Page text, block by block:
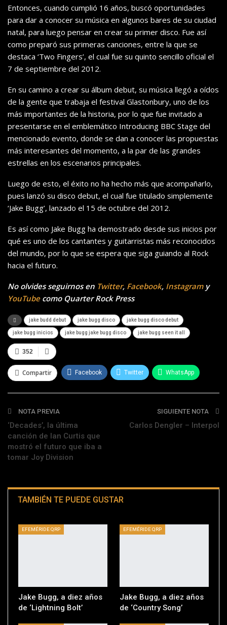
Entonces, cuando cumplió 16 años, buscó oportunidades
para dar a conocer su música en algunos bares de su ciudad
natal, para luego pensar en crear su primer disco. Fue así
como preparó sus primeras canciones, entre la que se
destaca ‘Two Fingers’, el cual fue su quinto sencillo oficial el
7 de septiembre del 2012.
En su camino a crear su álbum debut, su música llegó a oídos
de la gente que trabaja el festival Glastonbury, uno de los
más importantes de la historia, por lo que fue invitado a
presentarse en el emblemático Introducing BBC Stage del
mencionado evento, donde se dan a conocer las propuestas
más interesantes del momento, a la par de las grandes
estrellas en los escenarios principales.
Luego de esto, el éxito no ha hecho más que acompañarlo,
pues lanzó su disco debut, el cual fue titulado simplemente
‘Jake Bugg’, lanzado el 15 de octubre del 2012.
Es así como Jake Bugg ha demostrado desde sus inicios por
qué es uno de los cantantes y guitarristas más reconocidos
del mundo, por lo que se espera que siga guiando al Rock
hacia el futuro.
No olvides seguirnos en Twitter, Facebook, Instagramy
YouTubecomo Quarter Rock Press
jake budd debut jake bugg disco jake bugg disco debut
jake bugg inicios jake bugg jake bugg disco jake bugg seen it all
352
Compartir Facebook Twitter WhatsApp
Telegram
NOTA PREVIA
‘Decades’, la última
canción de Ian Curtis que
mostró el futuro que iba a
tomar Joy Division
SIGUIENTE NOTA
Carlos Dengler – Interpol
TAMBIÉN TE PUEDE GUSTAR
EFEMÉRIDE QRP
Jake Bugg, a diez años
de ‘Lightning Bolt’
EFEMÉRIDE QRP
Jake Bugg, a diez años
de ‘Country Song’